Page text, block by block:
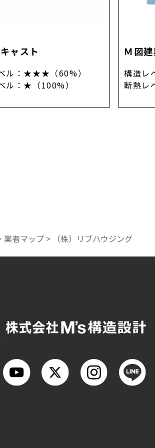
キャスト
ル ： ★★★（60%）
ル ： ★（100%）
Ｍ図
構造レ
断熱レ
業者マップ> （株）リブハウジング